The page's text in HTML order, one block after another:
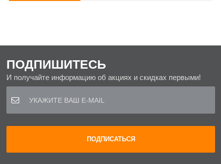
ПОДПИШИТЕСЬ
И получайте информацию об акциях и скидках первыми!